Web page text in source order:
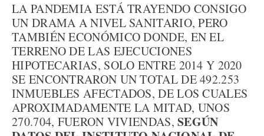
LA PANDEMIA ESTÁ TRAYENDO CONSIGO
UN DRAMA A NIVEL SANITARIO, PERO
TAMBIÉN ECONÓMICO DONDE, EN EL
TERRENO DE LAS EJECUCIONES
HIPOTECARIAS, SOLO ENTRE 2014 Y 2020
SE ENCONTRARON UN TOTAL DE 492.253
INMUEBLES AFECTADOS, DE LOS CUALES
APROXIMADAMENTE LA MITAD, UNOS
270.704, FUERON VIVIENDAS,SEGÚN